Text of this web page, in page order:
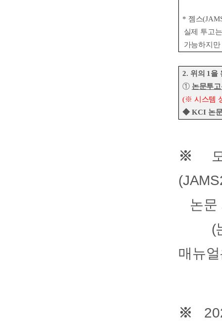
* 젬스
실제 투고
가능하지
2. 위의 1 을
① 논문투
(※ 시스템
◆ KCI 논
※
논문
(
매뉴
※